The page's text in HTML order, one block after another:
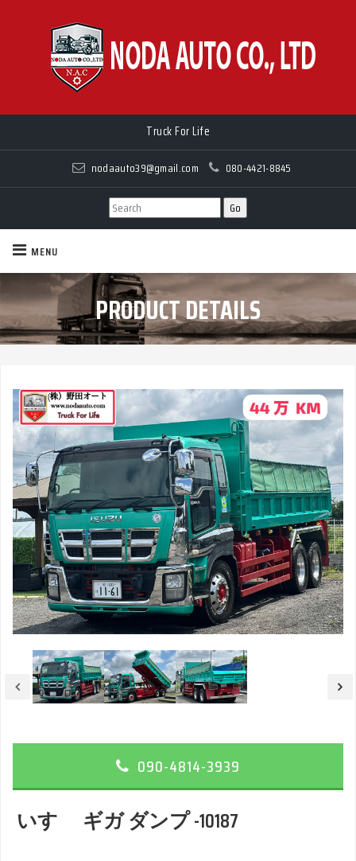
Truck For Life
nodaauto39@gmail.com 080-4421-8845
MENU
PRODUCT DETAILS
090-4814-3939
いすゞ ギガ ダンプ -10187